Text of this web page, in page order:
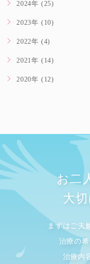
2024年 (25)
2023年 (10)
2022年 (4)
2021年 (14)
2020年 (12)
お二
大
まずはご夫
治療の
治療内